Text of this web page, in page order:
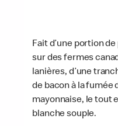
Fait d’une portion
sur des fermes
lanières, d’une
de bacon à la fumée
mayonnaise, le tout
blanche souple.